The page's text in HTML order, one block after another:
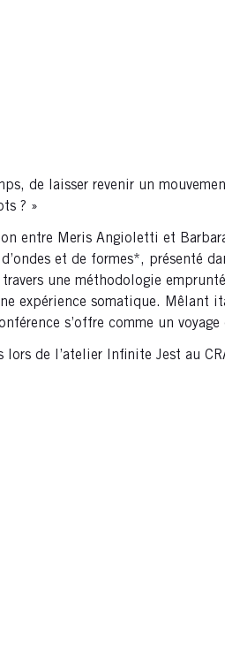
de laisser revenir un
? »
entre Meris Angioletti et
et de formes*, présenté
une méthodologie
expérience somatique. Mêlant
s’offre comme un
de l’atelier Infinite Jest au